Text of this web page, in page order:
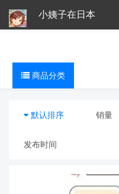
小姨子在日本
商品分类
默认排序 销量
发布时间